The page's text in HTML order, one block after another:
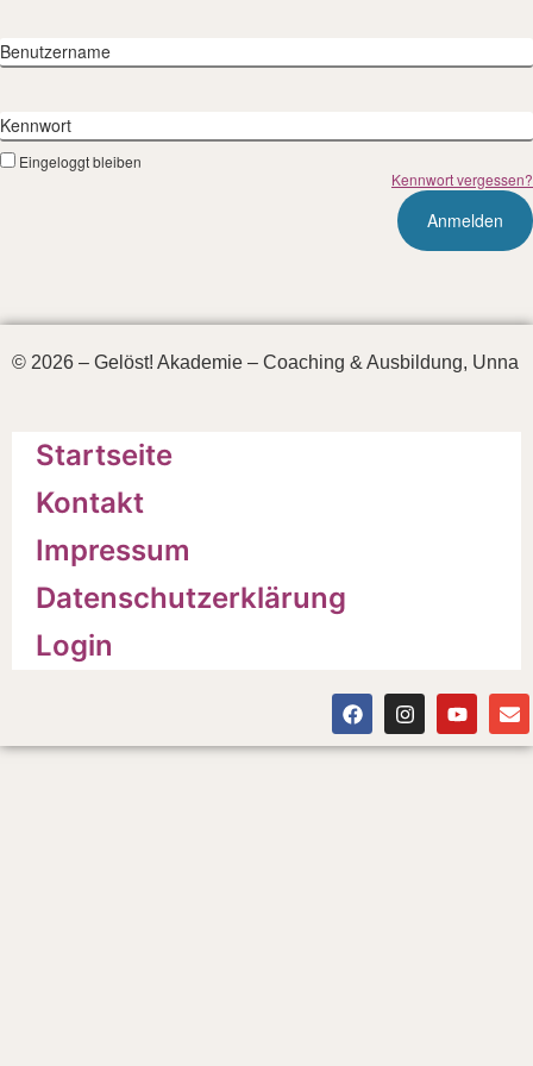
Benutzername
Kennwort
Eingeloggt bleiben
Kennwort vergessen?
© 2026 – Gelöst! Akademie – Coaching & Ausbildung, Unna
Startseite
Kontakt
Impressum
Datenschutzerklärung
Login